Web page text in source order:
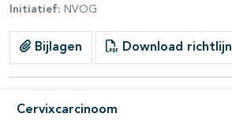
Initiatief: NVOG
Bijlagen Download richtlijn
Cervixcarcinoom
open- en dichtklappen
open- en dichtklappen
open- en dichtklappen